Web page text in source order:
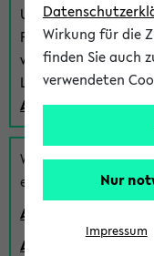
Um sich einen
Funktionen des
verwenden Sie
Login:
Anmeldung zum
Wenn Sie (noch)
eKVV auch über
Anmeldung über
Anlegen eines
Wirkung für die
finden Sie auch
verwendeten
Nur
Impressum